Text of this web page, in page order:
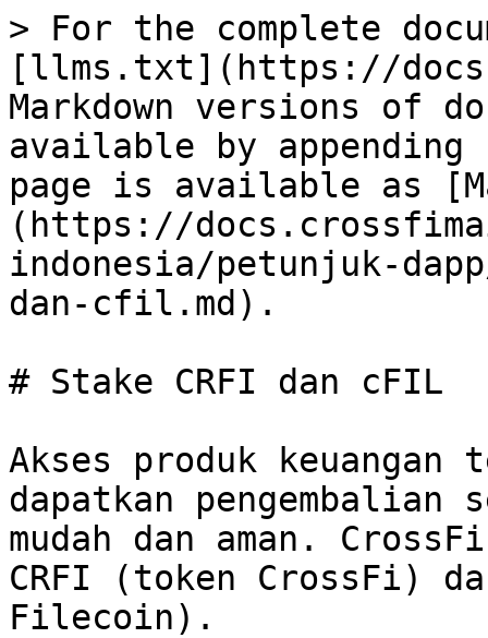
> For the complete
[llms.txt](https://
Markdown versions of
available by
page is available as
(https://
indonesia/petunjuk-
dan-cfil.md).
# Stake CRFI dan cFIL
Akses produk
dapatkan pengembalian
mudah dan aman.
CRFI (token CrossFi)
Filecoin).‌